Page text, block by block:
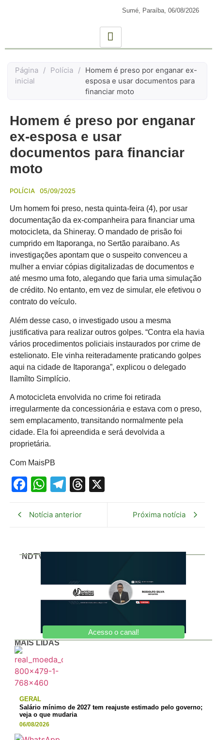
Sumé, Paraíba, 06/08/2026
Página
inicial
/ Polícia / Homem é preso por enganar ex-
esposa e usar documentos para
financiar moto
Homem é preso por enganar
ex-esposa e usar
documentos para financiar
moto
POLÍCIA 05/09/2025
Um homem foi preso, nesta quinta-feira (4), por usar
documentação da ex-companheira para financiar uma
motocicleta, da Shineray. O mandado de prisão foi
cumprido em Itaporanga, no Sertão paraibano. As
investigações apontam que o suspeito convenceu a
mulher a enviar cópias digitalizadas de documentos e
até mesmo uma foto, alegando que faria uma simulação
de crédito. No entanto, em vez de simular, ele efetivou o
contrato do veículo.
Além desse caso, o investigado usou a mesma
justificativa para realizar outros golpes. “Contra ela havia
vários procedimentos policiais instaurados por crime de
estelionato. Ele vinha reiteradamente praticando golpes
aqui na cidade de Itaporanga”, explicou o delegado
Ilamílto Simplício.
A motocicleta envolvida no crime foi retirada
irregularmente da concessionária e estava com o preso,
sem emplacamento, transitando normalmente pela
cidade. Ela foi apreendida e será devolvida a
proprietária.
Com MaisPB
Facebook
WhatsApp
Telegram
Threads
Notícia anterior Próxima notícia
NDTV
Acesso o canal!
MAIS LIDAS
GERAL
Salário mínimo de 2027 tem reajuste estimado pelo governo;
veja o que mudaria
06/08/2026